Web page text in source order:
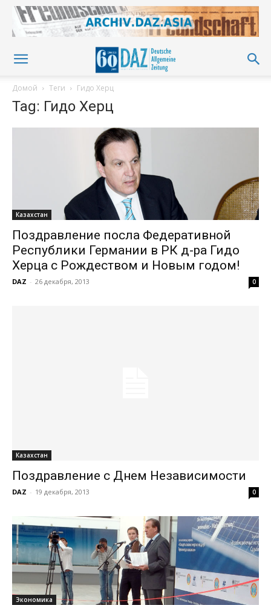
Домой Теги Гидо Херц
Tag: Гидо Херц
Казахстан
Поздравление посла Федеративной
Республики Германии в РК д-ра Гидо
Херца с Рождеством и Новым годом!
DAZ - 26 декабря, 2013 0
Казахстан
Поздравление с Днем Независимости
DAZ - 19 декабря, 2013 0
Экономика